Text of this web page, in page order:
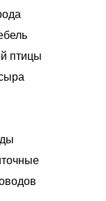
птицы